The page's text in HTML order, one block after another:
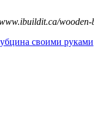
wooden-